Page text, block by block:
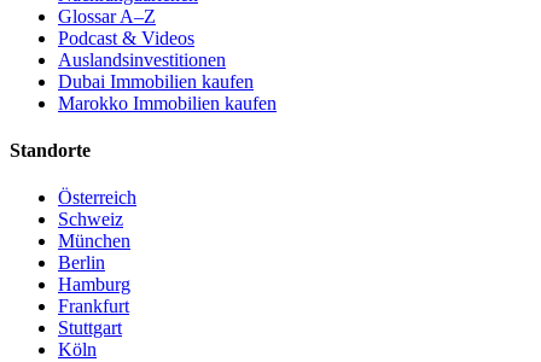
Glossar A–Z
Podcast & Videos
Auslandsinvestitionen
Dubai Immobilien kaufen
Marokko Immobilien kaufen
Standorte
Österreich
Schweiz
München
Berlin
Hamburg
Frankfurt
Stuttgart
Köln